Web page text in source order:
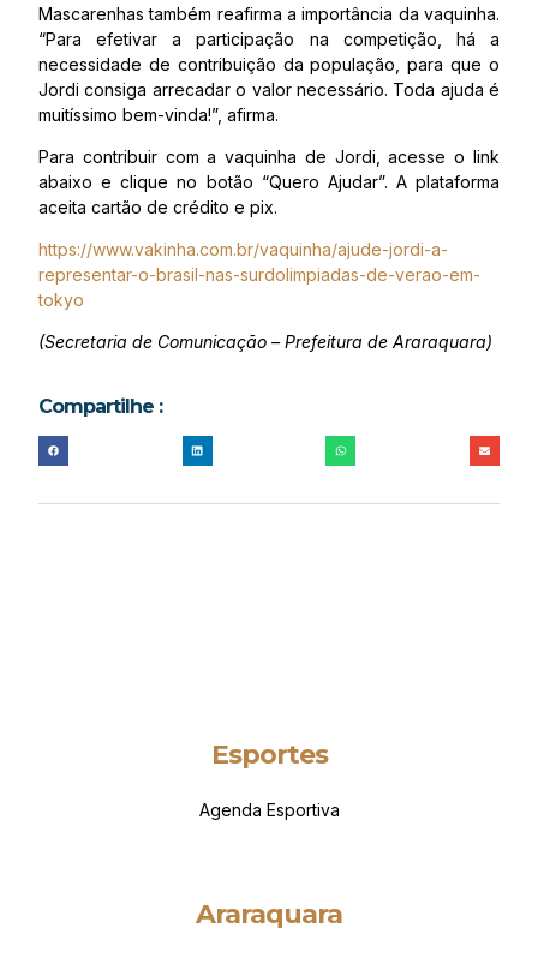
Mascarenhas também reafirma a importância da vaquinha.
“Para efetivar a participação na competição, há a
necessidade de contribuição da população, para que o
Jordi consiga arrecadar o valor necessário. Toda ajuda é
muitíssimo bem-vinda!”, afirma.
Para contribuir com a vaquinha de Jordi, acesse o link
abaixo e clique no botão “Quero Ajudar”. A plataforma
aceita cartão de crédito e pix.
https://www.vakinha.com.br/vaquinha/ajude-jordi-a-
representar-o-brasil-nas-surdolimpiadas-de-verao-em-
tokyo
(Secretaria de Comunicação – Prefeitura de Araraquara)
Compartilhe :
Esportes
Agenda Esportiva
Araraquara